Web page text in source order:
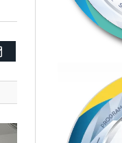
Email